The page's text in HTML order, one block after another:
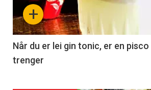
+
Når du er lei gin tonic, er en
trenger